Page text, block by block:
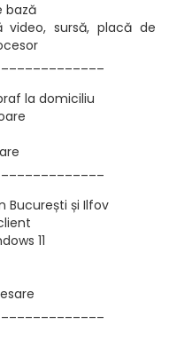
bază
video, sursă, placă de
la domiciliu
București și Ilfov
11